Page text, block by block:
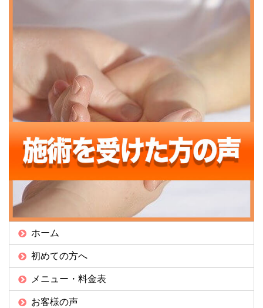
ホーム
初めての方へ
メニュー・料金表
お客様の声